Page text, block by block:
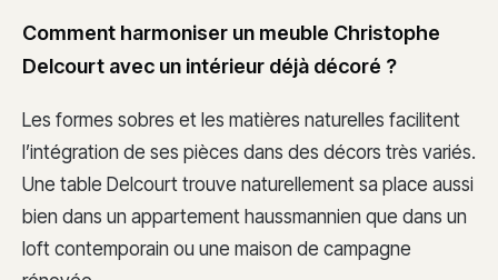
Comment harmoniser un meuble Christophe
Delcourt avec un intérieur déjà décoré ?
Les formes sobres et les matières naturelles facilitent
l’intégration de ses pièces dans des décors très variés.
Une table Delcourt trouve naturellement sa place aussi
bien dans un appartement haussmannien que dans un
loft contemporain ou une maison de campagne